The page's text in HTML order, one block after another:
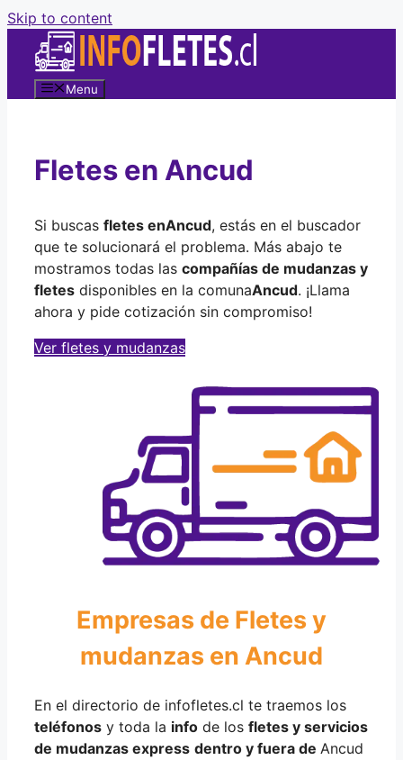
Skip to content
Menu
Fletes en Ancud
Si buscas fletes enAncud, estás en el buscador
que te solucionará el problema. Más abajo te
mostramos todas las compañías de mudanzas y
fletes disponibles en la comunaAncud. ¡Llama
ahora y pide cotización sin compromiso!
Ver fletes y mudanzas
Empresas de Fletes y
mudanzas en Ancud
En el directorio de infofletes.cl te traemos los
teléfonos y toda la info de los fletes y servicios
de mudanzas express dentro y fuera de Ancud